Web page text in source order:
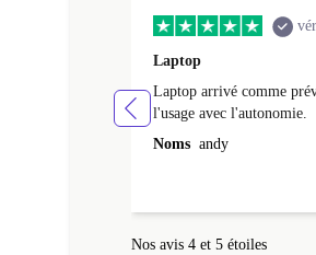
Laptop
Laptop arrivé comme
l'usage avec l'autonomie.
Noms andy
Nos avis 4 et 5 étoiles